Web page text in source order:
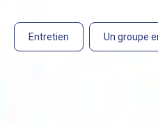
Entretien Un groupe